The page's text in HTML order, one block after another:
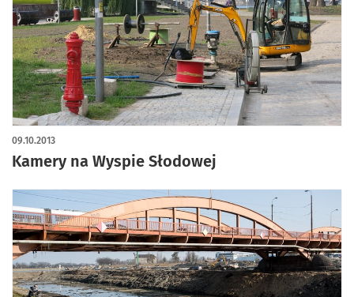
Kamery na Wyspie Słodowej
09.10.2013